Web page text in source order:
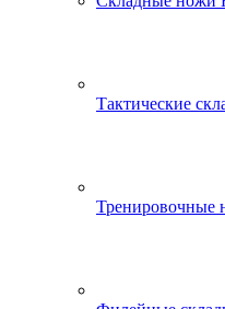
Тактические
Тренировочные